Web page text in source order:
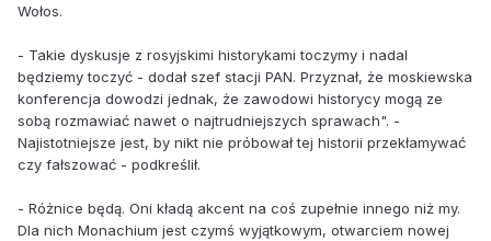
Wołos.
- Takie dyskusje z rosyjskimi historykami toczymy i nadal
będziemy toczyć - dodał szef stacji PAN. Przyznał, że moskiewska
konferencja dowodzi jednak, że zawodowi historycy mogą ze
sobą rozmawiać nawet o najtrudniejszych sprawach". -
Najistotniejsze jest, by nikt nie próbował tej historii przekłamywać
czy fałszować - podkreślił.
- Różnice będą. Oni kładą akcent na coś zupełnie innego niż my.
Dla nich Monachium jest czymś wyjątkowym, otwarciem nowej